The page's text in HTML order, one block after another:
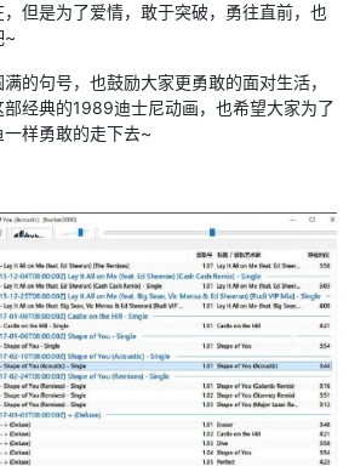
但是为了爱情，敢于突破，勇往直前，也
~
的句号，也鼓励大家更勇敢的面对生活，
经典的1989迪士尼动画，也希望大家为了
样勇敢的走下去~